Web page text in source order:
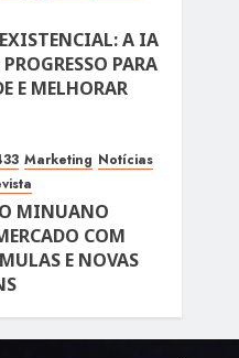
A IA
PARA
E MELHORAR
Marketing Notícias
MINUANO
COM
E NOVAS
2026 122